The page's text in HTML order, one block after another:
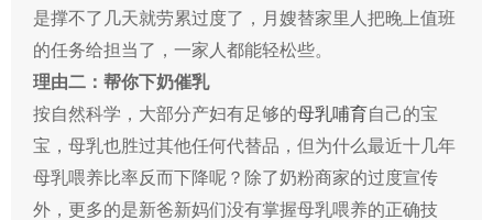
是撑不了几天就劳累过度了，月嫂替家里人把晚上值班
的任务给担当了，一家人都能轻松些。
理由二：帮你下奶催乳
按自然科学，大部分产妇有足够的母乳哺育自己的宝
宝，母乳也胜过其他任何代替品，但为什么最近十几年
母乳喂养比率反而下降呢？除了奶粉商家的过度宣传
外，更多的是新爸新妈们没有掌握母乳喂养的正确技